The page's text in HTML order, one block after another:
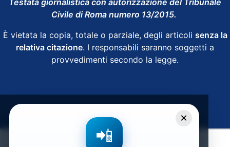
Testata giornalistica con autorizzazione del Tribunale
Civile di Roma numero 13/2015.
È vietata la copia, totale o parziale, degli articoli senza la
relativa citazione. I responsabili saranno soggetti a
provvedimenti secondo la legge.
×
📲
Condividi